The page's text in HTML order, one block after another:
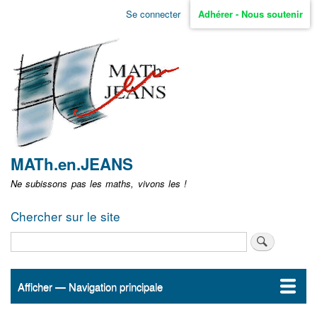
Aller
non
identifié
Se connecter Adhérer - Nous soutenir
MATh.en.JEANS
Ne subissons pas les maths, vivons les !
Chercher sur le site
Navigation
Afficher — Navigation principale